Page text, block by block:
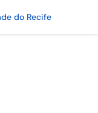
do Recife